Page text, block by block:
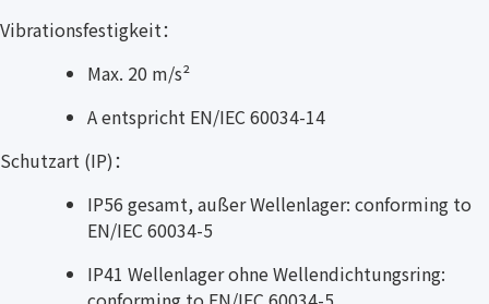
Vibrationsfestigkeit：
Max. 20 m/s²
A entspricht EN/IEC 60034-14
Schutzart (IP)：
IP56 gesamt, außer Wellenlager: conforming to
EN/IEC 60034-5
IP41 Wellenlager ohne Wellendichtungsring: